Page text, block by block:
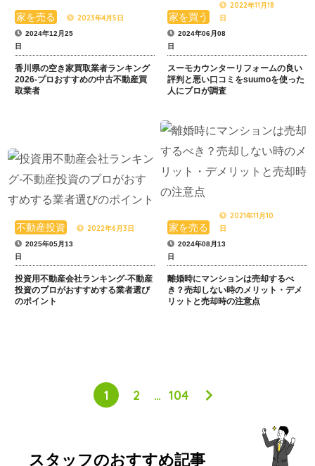
家を売る 2023年4月5日
2024年12月25
日
香川県の空き家買取業者ランキング
2026-プロおすすめの中古不動産買
取業者
家を買う
2022年11月18
日
2024年06月08
日
スーモカウンターリフォームの良い
評判と悪い口コミをsuumoを使った
人にプロが調査
不動産投資 2022年6月3日
2025年05月13
日
投資用不動産会社ランキング-不動産
投資のプロがおすすめする業者選び
のポイント
家を売る
2021年11月10
日
2024年08月13
日
離婚時にマンションは売却するべ
き？売却しない時のメリット・デメ
リットと売却時の注意点
1 2 … 104
スタッフのおすすめ記事